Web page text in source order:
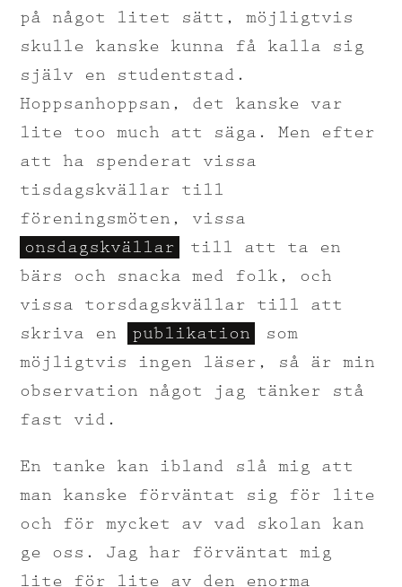
på något litet sätt, möjligtvis
skulle kanske kunna få kalla sig
själv en studentstad.
Hoppsanhoppsan, det kanske var
lite too much att säga. Men efter
att ha spenderat vissa
tisdagskvällar till
föreningsmöten, vissa
onsdagskvällar
till att ta en
bärs och snacka med folk, och
vissa torsdagskvällar till att
skriva en
publikation
som
möjligtvis ingen läser, så är min
observation något jag tänker stå
fast vid.
En tanke kan ibland slå mig att
man kanske förväntat sig för lite
och för mycket av vad skolan kan
ge oss. Jag har förväntat mig
lite för lite av den enorma